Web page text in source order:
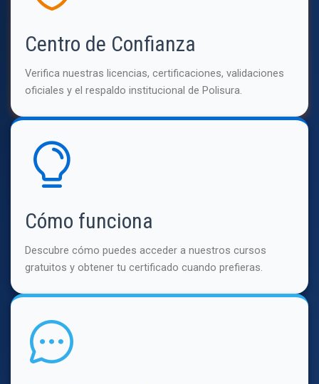
Centro de Confianza
Verifica nuestras licencias, certificaciones, validaciones
oficiales y el respaldo institucional de Polisura.
Cómo funciona
Descubre cómo puedes acceder a nuestros cursos
gratuitos y obtener tu certificado cuando prefieras.